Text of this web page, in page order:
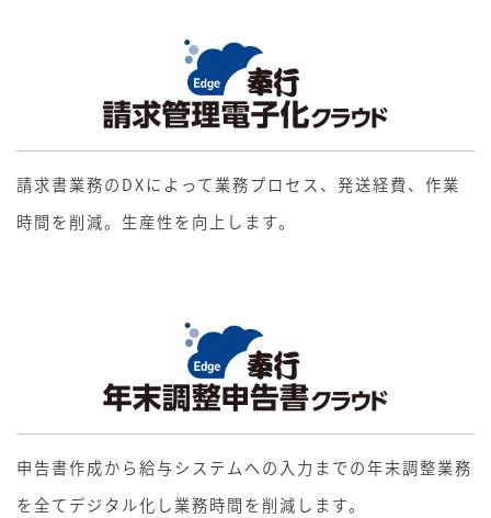
請求書業務のDXによって業務プロセス、発送経費、作業
時間を削減。生産性を向上します。
申告書作成から給与システムへの入力までの年末調整業務
を全てデジタル化し業務時間を削減します。